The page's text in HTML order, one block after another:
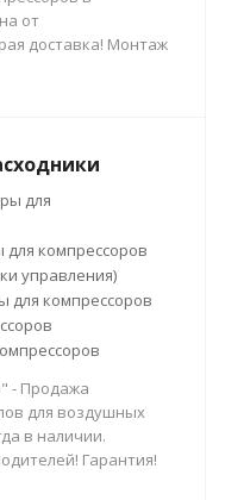
от
доставка! Монтаж
для
компрессоров
управления)
для компрессоров
- Продажа
для воздушных
в наличии.
Гарантия!